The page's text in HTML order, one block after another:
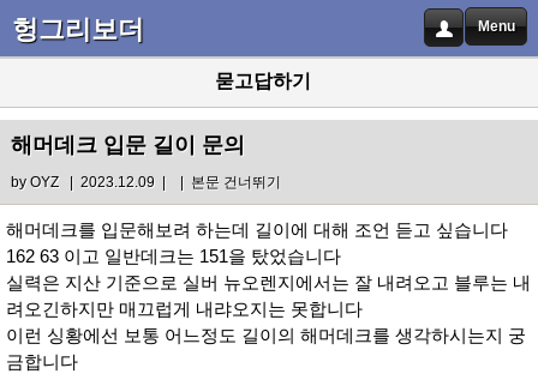
헝그리보더 Menu
묻고답하기
해머데크 입문 길이 문의
byOYZ| 2023.12.09 | | 본문 건너뛰기
해머데크를 입문해보려 하는데 길이에 대해 조언 듣고 싶습니다
162 63 이고 일반데크는 151을 탔었습니다
실력은 지산 기준으로 실버 뉴오렌지에서는 잘 내려오고 블루는 내
려오긴하지만 매끄럽게 내랴오지는 못합니다
이런 싱황에선 보통 어느정도 길이의 해머데크를 생각하시는지 궁
금합니다